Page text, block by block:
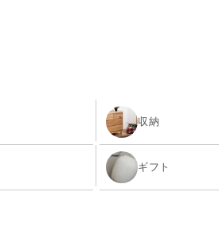
収納
ギフト